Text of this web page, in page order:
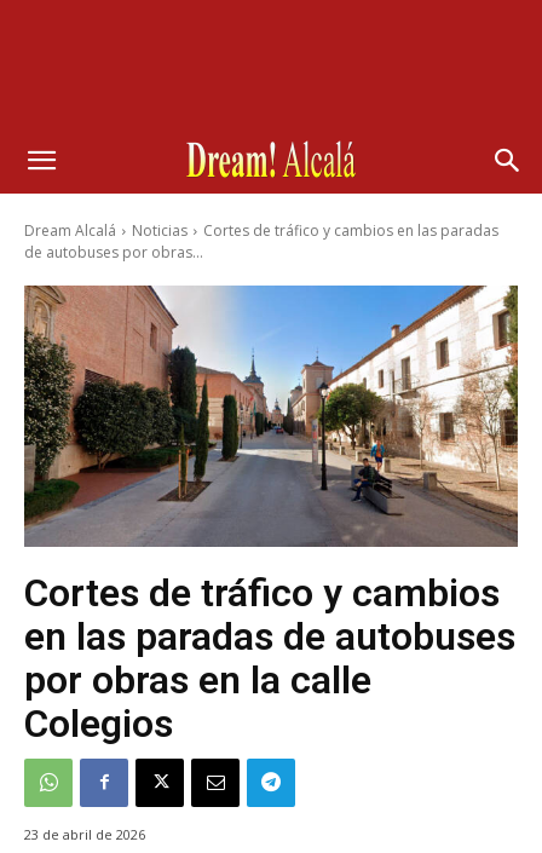
Dream Alcalá Noticias
Cortes de tráfico y cambios en las paradas
de autobuses por obras...
Cortes de tráfico y cambios
en las paradas de autobuses
por obras en la calle
Colegios
23 de abril de 2026